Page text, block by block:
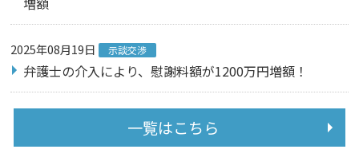
2025年08月19日 示談交渉
弁護士の介入により、慰謝料額が1200万円増額！
一覧はこちら